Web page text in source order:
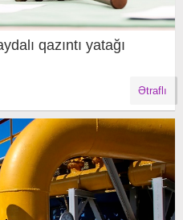
qazıntı yatağı
Ətraflı